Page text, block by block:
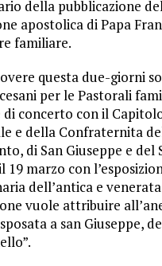
della pubblicazione
apostolica di Papa
familiare.
questa due-giorni
per le Pastorali
di concerto con il
e della Confraternita
di San Giuseppe e del
19 marzo con
dell’antica e
vuole attribuire
a san Giuseppe,